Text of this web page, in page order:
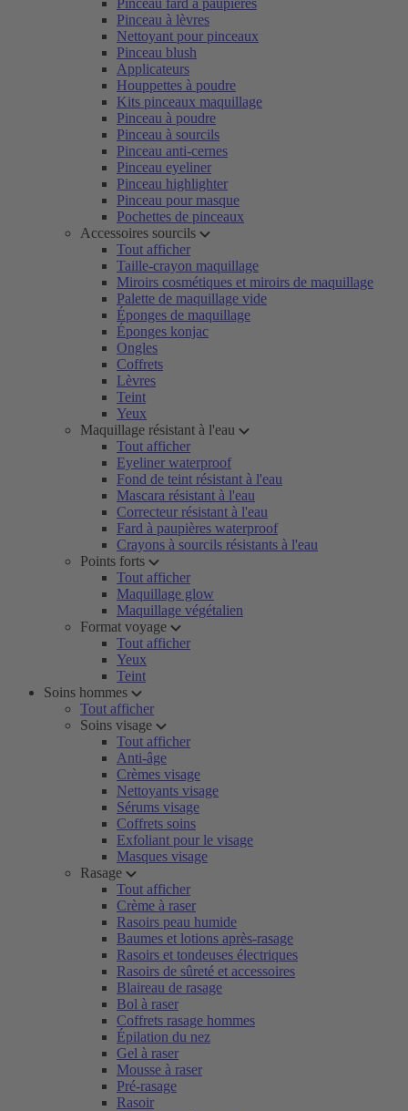
Pinceau fard à paupières
Pinceau à lèvres
Nettoyant pour pinceaux
Pinceau blush
Applicateurs
Houppettes à poudre
Kits pinceaux maquillage
Pinceau à poudre
Pinceau à sourcils
Pinceau anti-cernes
Pinceau eyeliner
Pinceau highlighter
Pinceau pour masque
Pochettes de pinceaux
Accessoires sourcils
Tout afficher
Taille-crayon maquillage
Miroirs cosmétiques et miroirs de maquillage
Palette de maquillage vide
Éponges de maquillage
Éponges konjac
Ongles
Coffrets
Lèvres
Teint
Yeux
Maquillage résistant à l'eau
Tout afficher
Eyeliner waterproof
Fond de teint résistant à l'eau
Mascara résistant à l'eau
Correcteur résistant à l'eau
Fard à paupières waterproof
Crayons à sourcils résistants à l'eau
Points forts
Tout afficher
Maquillage glow
Maquillage végétalien
Format voyage
Tout afficher
Yeux
Teint
Soins hommes
Tout afficher
Soins visage
Tout afficher
Anti-âge
Crèmes visage
Nettoyants visage
Sérums visage
Coffrets soins
Exfoliant pour le visage
Masques visage
Rasage
Tout afficher
Crème à raser
Rasoirs peau humide
Baumes et lotions après-rasage
Rasoirs et tondeuses électriques
Rasoirs de sûreté et accessoires
Blaireau de rasage
Bol à raser
Coffrets rasage hommes
Épilation du nez
Gel à raser
Mousse à raser
Pré-rasage
Rasoir